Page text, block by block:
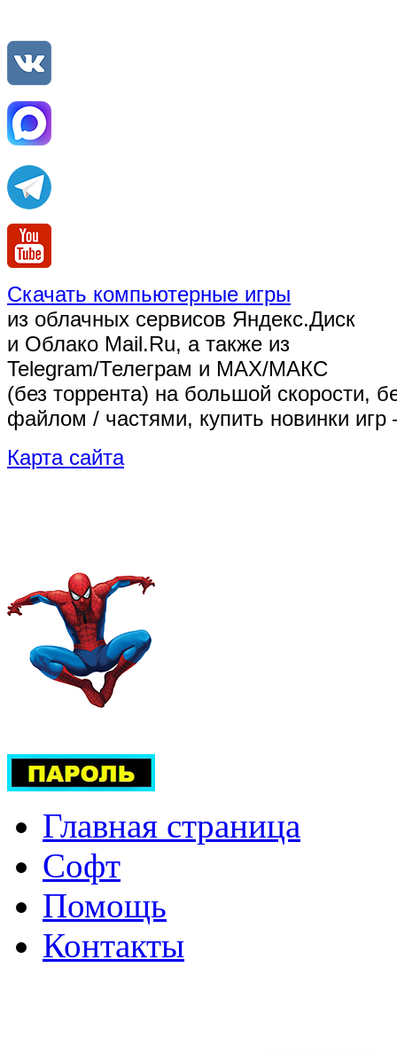
Скачать компьютерные игры
из облачных сервисов Яндекс.Диск
и Облако Mail.Ru, а также из
Telegram/Телеграм и MAX/МАКС
(без торрента) на большой скорости,
файлом / частями, купить новинки
Карта сайта
Главная страница
Софт
Помощь
Контакты